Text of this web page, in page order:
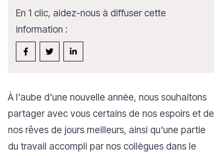
En 1 clic, aidez-nous à diffuser cette
information :
À l'aube d'une nouvelle année, nous souhaitons
partager avec vous certains de nos espoirs et de
nos rêves de jours meilleurs, ainsi qu'une partie
du travail accompli par nos collègues dans le